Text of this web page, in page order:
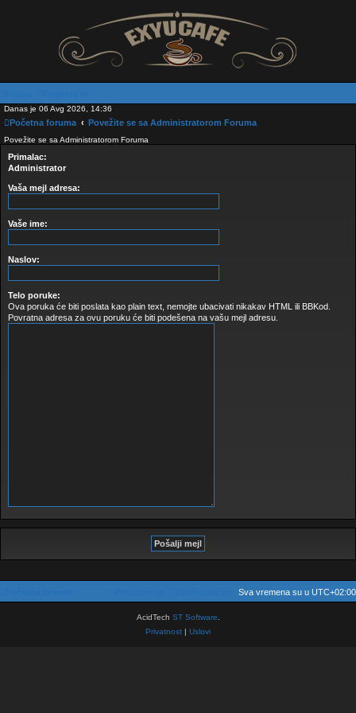
Danas je 06 Avg 2026, 14:36
Početna foruma Povežite se sa Administratorom Foruma
Povežite se sa Administratorom Foruma
Primalac:
Administrator
Vaša mejl adresa:
Vaše ime:
Naslov:
Telo poruke:
Ova poruka će biti poslata kao plain text, nemojte ubacivati nikakav HTML ili BBKod.
Povratna adresa za ovu poruku će biti podešena na vašu mejl adresu.
Sva vremena su u UTC+02:00
AcidTech ST Software
Privatnost | Uslovi